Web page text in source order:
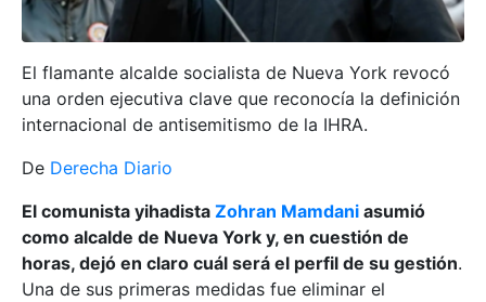
El flamante alcalde socialista de Nueva York revocó
una orden ejecutiva clave que reconocía la definición
internacional de antisemitismo de la IHRA.
De Derecha Diario
El comunista yihadista Zohran Mamdani asumió
como alcalde de Nueva York y, en cuestión de
horas, dejó en claro cuál será el perfil de su gestión.
Una de sus primeras medidas fue eliminar el